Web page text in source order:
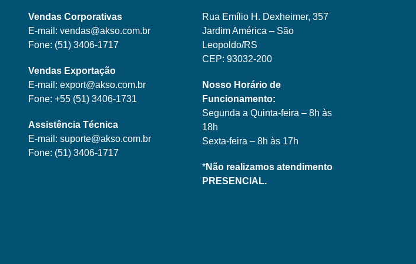
Vendas Corporativas
E-mail:vendas@akso.com.br
Fone: (51) 3406-1717
Vendas Exportação
E-mail:export@akso.com.br
Fone:+55 (51) 3406-1731
Assistência Técnica
E-mail:suporte@akso.com.br
Fone: (51) 3406-1717
Rua Emílio H. Dexheimer, 357
Jardim América – São
Leopoldo/RS
CEP: 93032-200
Nosso Horário de
Funcionamento:
Segunda a Quinta-feira – 8h às
18h
Sexta-feira – 8h às 17h
*Não realizamos atendimento
PRESENCIAL.